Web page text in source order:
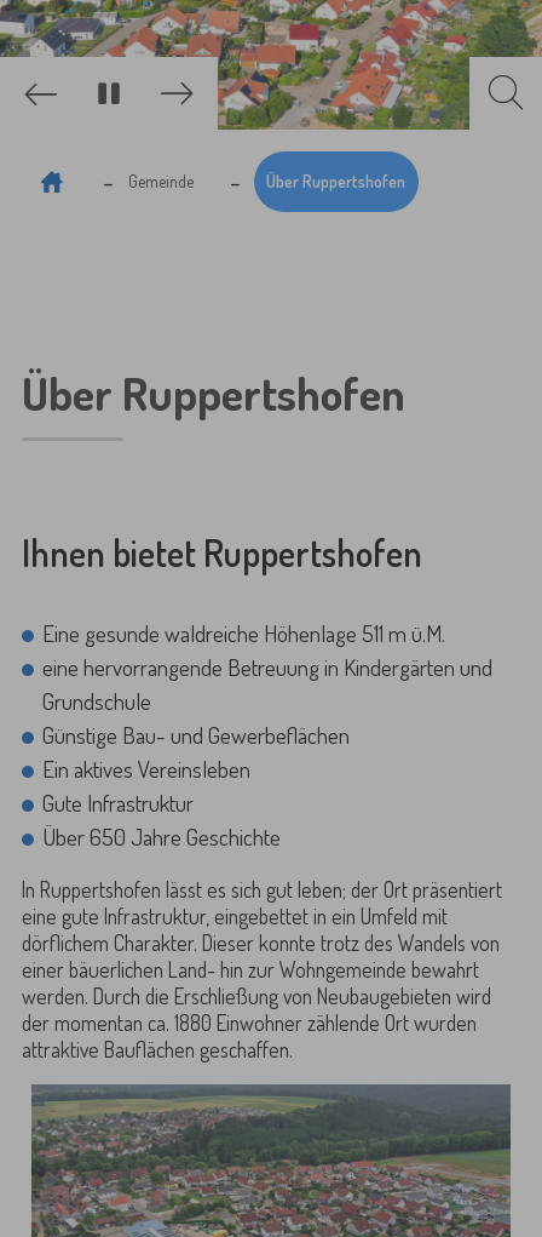
Zurück Weiter
Gemeinde Über Ruppertshofen
Über Ruppertshofen
Ihnen bietet Ruppertshofen
Eine gesunde waldreiche Höhenlage 511 m ü.M.
eine hervorrangende Betreuung in Kindergärten und
Grundschule
Günstige Bau- und Gewerbeflächen
Ein aktives Vereinsleben
Gute Infrastruktur
Über 650 Jahre Geschichte
In Ruppertshofen lässt es sich gut leben; der Ort präsentiert
eine gute Infrastruktur, eingebettet in ein Umfeld mit
dörflichem Charakter. Dieser konnte trotz des Wandels von
einer bäuerlichen Land- hin zur Wohngemeinde bewahrt
werden. Durch die Erschließung von Neubaugebieten wird
der momentan ca. 1880 Einwohner zählende Ort wurden
attraktive Bauflächen geschaffen.